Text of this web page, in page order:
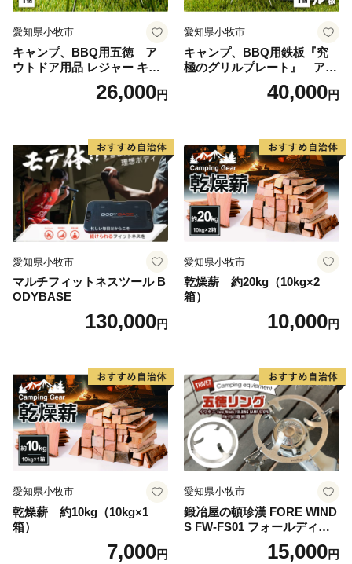
愛知県小牧市
キャンプ、BBQ用五徳 ア
ウトドア用品 レジャー キャ
ンプ バーベキュー BBQ 五徳
26,000円
愛知県小牧市
キャンプ、BBQ用鉄板『究
極のグリルプレート』 アウ
トドア用品 レジャー キャン
プ バーベキュー BBQ 鉄板
40,000円
愛知県小牧市
マルチフィットネスツール B
ODYBASE
130,000円
愛知県小牧市
乾燥薪 約20kg（10kg×2
箱）
10,000円
愛知県小牧市
乾燥薪 約10kg（10kg×1
箱）
7,000円
愛知県小牧市
鍛冶屋の頓珍漢 FORE WIND
S FW-FS01 フォールディン
グ キャンプストーブ専用 五
15,000円